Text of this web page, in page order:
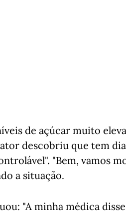
de açúcar muito
descobriu que tem
"Bem, vamos
a situação.
"A minha médica disse